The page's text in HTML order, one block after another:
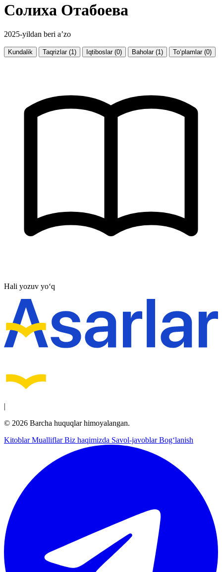
Солиха Отабоева
2025-yildan beri a’zo
Kundalik Taqrizlar (1) Iqtiboslar (0) Baholar (1) To‘plamlar (0)
Hali yozuv yo‘q
|
© 2026 Barcha huquqlar himoyalangan.
KitoblarMualliflarBiz haqimizda Savol-javoblarBog‘lanish